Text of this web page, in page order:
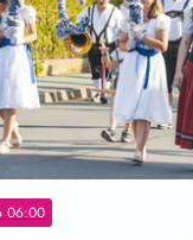
06:00